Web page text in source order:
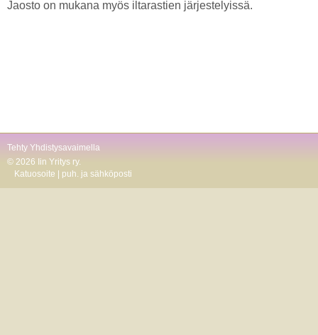
Jaosto on mukana myös iltarastien järjestelyissä.
Tehty Yhdistysavaimella
© 2026 Iin Yritys ry.
Katuosoite | puh. ja sähköposti